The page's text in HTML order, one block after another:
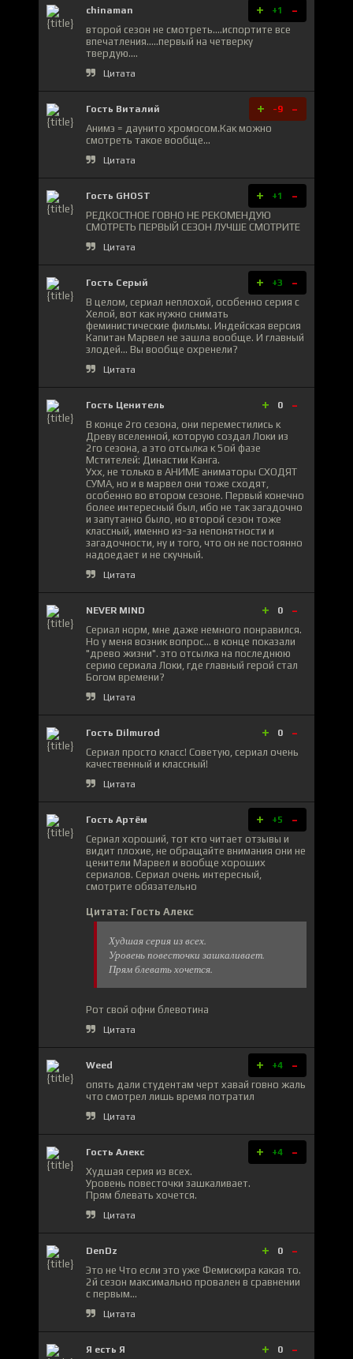
chinaman + +1 -
второй сезон не смотреть....испортите все
впечатления.....первый на четверку
твердую....
Цитата
Гость Виталий + -9 -
Анимэ = даунито хромосом.Как можно
смотреть такое вообще...
Цитата
Гость GHOST + +1 -
РЕДКОСТНОЕ ГОВНО НЕ РЕКОМЕНДУЮ
СМОТРЕТЬ ПЕРВЫЙ СЕЗОН ЛУЧШЕ СМОТРИТЕ
Цитата
Гость Серый + +3 -
В целом, сериал неплохой, особенно серия с
Хелой, вот как нужно снимать
феминистические фильмы. Индейская версия
Капитан Марвел не зашла вообще. И главный
злодей... Вы вообще охренели?
Цитата
Гость Ценитель + 0 -
В конце 2го сезона, они переместились к
Древу вселенной, которую создал Локи из
2го сезона, а это отсылка к 5ой фазе
Мстителей: Династии Канга.
Ухх, не только в АНИМЕ аниматоры СХОДЯТ
СУМА, но и в марвел они тоже сходят,
особенно во втором сезоне. Первый конечно
более интересный был, ибо не так загадочно
и запутанно было, но второй сезон тоже
классный, именно из-за непонятности и
загадочности, ну и того, что он не постоянно
надоедает и не скучный.
Цитата
NEVER MIND + 0 -
Сериал норм, мне даже немного понравился.
Но у меня возник вопрос... в конце показали
"древо жизни". это отсылка на последнюю
серию сериала Локи, где главный герой стал
Богом времени?
Цитата
Гость Dilmurod + 0 -
Сериал просто класс! Советую, сериал очень
качественный и классный!
Цитата
Гость Артём + +5 -
Сериал хороший, тот кто читает отзывы и
видит плохие, не обращайте внимания они не
ценители Марвел и вообще хороших
сериалов. Сериал очень интересный,
смотрите обязательно
Цитата: Гость Алекс
Худшая серия из всех.
Уровень повесточки зашкаливает.
Прям блевать хочется.
Рот свой офни блевотина
Цитата
Weed + +4 -
опять дали студентам черт хавай говно жаль
что смотрел лишь время потратил
Цитата
Гость Алекс + +4 -
Худшая серия из всех.
Уровень повесточки зашкаливает.
Прям блевать хочется.
Цитата
DenDz + 0 -
Это не Что если это уже Фемискира какая то.
2й сезон максимально провален в сравнении
с первым...
Цитата
Я есть Я + 0 -